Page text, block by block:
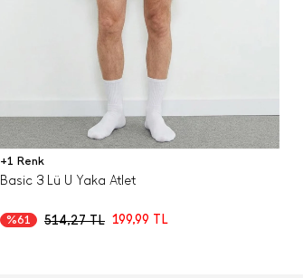
+1 Renk
Basic 3 Lü U Yaka Atlet
514,27TL 199,99 TL
%61